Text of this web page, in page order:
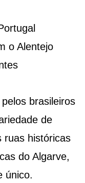
o Alentejo
brasileiros
de
ruas históricas
do Algarve,
único.